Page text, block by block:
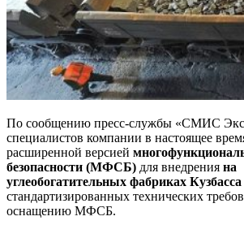
По сообщению пресс-службы «СМИС
специалистов компании в настоящее
расширенной версией
безопасности (МФСБ) для внедрения на
углеобогатительных фабриках Кузбасса
стандартизированных технических
оснащению МФСБ.